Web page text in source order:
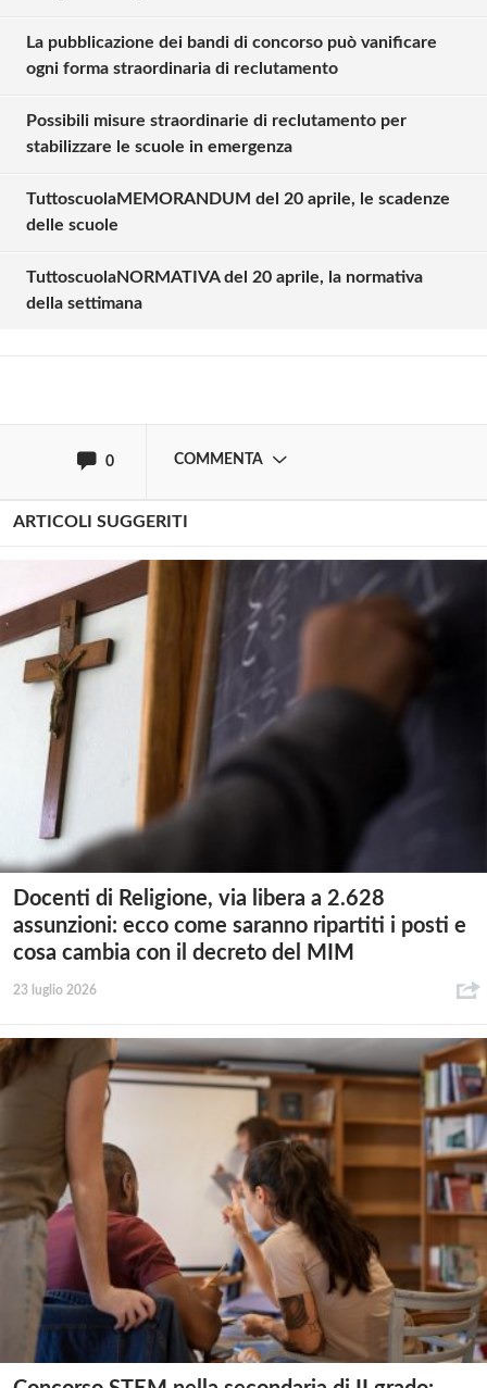
La pubblicazione dei bandi di concorso può vanificare
ogni forma straordinaria di reclutamento
Possibili misure straordinarie di reclutamento per
stabilizzare le scuole in emergenza
TuttoscuolaMEMORANDUM del 20 aprile, le scadenze
delle scuole
TuttoscuolaNORMATIVA del 20 aprile, la normativa
della settimana
0 COMMENTA
Solo gli utenti registrati possono
Effettua il
ARTICOLI SUGGERITI
Docenti di Religione, via libera a 2.628
assunzioni: ecco come saranno ripartiti i posti e
cosa cambia con il decreto del MIM
23 luglio 2026